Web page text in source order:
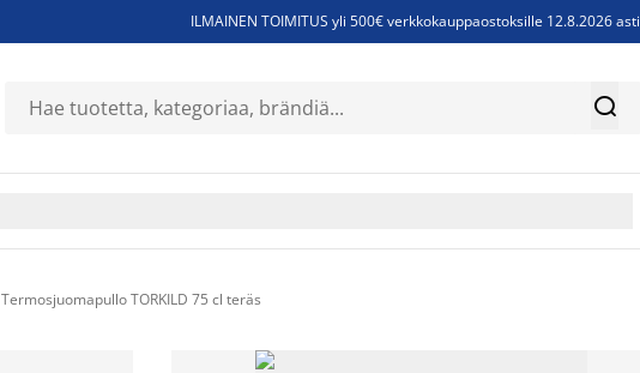
ILMAINEN TOIMITUS yli 500€ verkkokauppaostoksille 12.8.2026 asti
Sijauspatjoja - Säästä jopa 60% 
Termosjuomapullo TORKILD 75 cl teräs